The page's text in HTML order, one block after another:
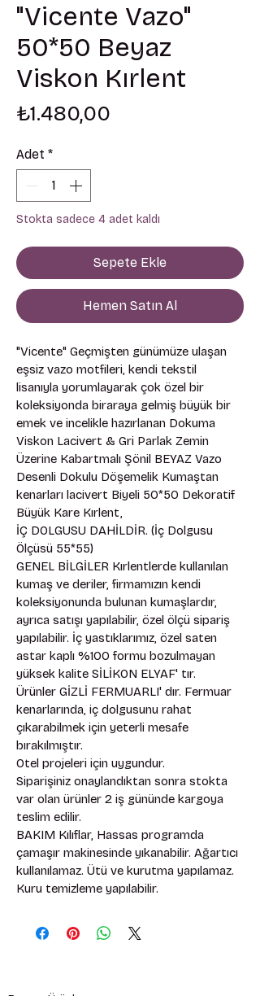
"Vicente Vazo"
50*50 Beyaz
Viskon Kırlent
₺1.480,00
Adet *
Stokta sadece 4 adet kaldı
Sepete Ekle
Hemen Satın Al
"Vicente" Geçmişten günümüze ulaşan
eşsiz vazo motfileri, kendi tekstil
lisanıyla yorumlayarak çok özel bir
koleksiyonda biraraya gelmiş büyük bir
emek ve incelikle hazırlanan Dokuma
Viskon Lacivert & Gri Parlak Zemin
Üzerine Kabartmalı Şönil BEYAZ Vazo
Desenli Dokulu Döşemelik Kumaştan
kenarları lacivert Biyeli 50*50 Dekoratif
Büyük Kare Kırlent,
İÇ DOLGUSU DAHİLDİR. (İç Dolgusu
Ölçüsü 55*55)
GENEL BİLGİLER Kırlentlerde kullanılan
kumaş ve deriler, firmamızın kendi
koleksiyonunda bulunan kumaşlardır,
ayrıca satışı yapılabilir, özel ölçü sipariş
yapılabilir. İç yastıklarımız, özel saten
astar kaplı %100 formu bozulmayan
yüksek kalite SİLİKON ELYAF' tır.
Ürünler GİZLİ FERMUARLI' dır. Fermuar
kenarlarında, iç dolgusunu rahat
çıkarabilmek için yeterli mesafe
bırakılmıştır.
Otel projeleri için uygundur.
Siparişiniz onaylandıktan sonra stokta
var olan ürünler 2 iş gününde kargoya
teslim edilir.
BAKIM Kılıflar, Hassas programda
çamaşır makinesinde yıkanabilir. Ağartıcı
kullanılamaz. Ütü ve kurutma yapılamaz.
Kuru temizleme yapılabilir.